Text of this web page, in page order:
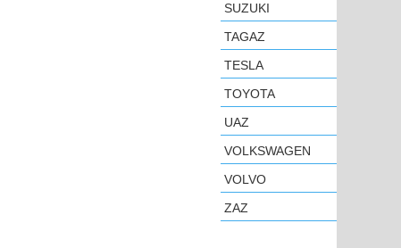
SUZUKI
TAGAZ
TESLA
TOYOTA
UAZ
VOLKSWAGEN
VOLVO
ZAZ